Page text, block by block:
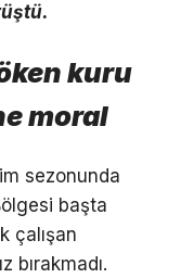
kuru
moral
sezonunda
başta
çalışan
bırakmadı.